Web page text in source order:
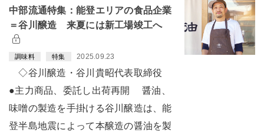
中部流通特集：能登エリアの食品企業
＝谷川醸造 来夏には新工場竣工へ
調味料 特集 2025.09.23
◇谷川醸造・谷川貴昭代表取締役
●主力商品、委託し出荷再開 醤油、
味噌の製造を手掛ける谷川醸造は、能
登半島地震によって本醸造の醤油を製